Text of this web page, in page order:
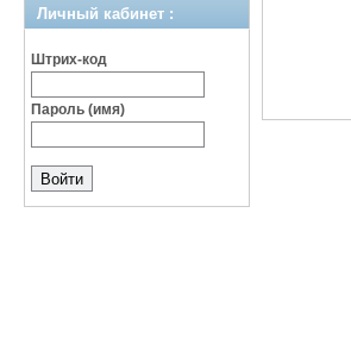
Личный кабинет :
Штрих-код
Пароль (имя)